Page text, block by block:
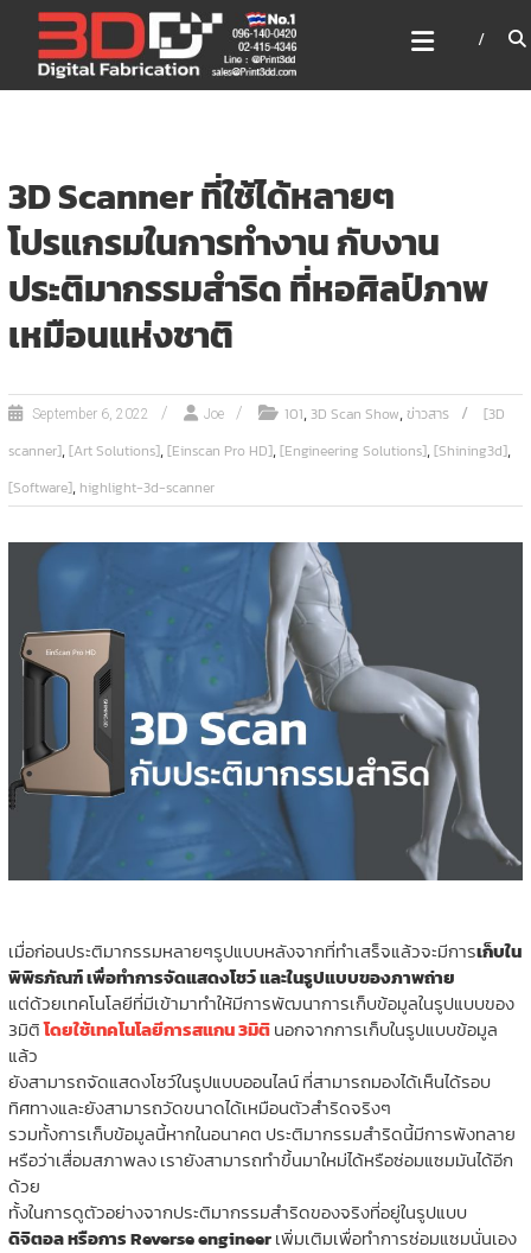
content
3DD DIGITAL FABRICATION
เครื่องพิมพ์3มิติ สแกนเนอร์
เลเซอร์
3D Scanner ที่ใช้ได้หลายๆ
โปรแกรมในการทำงาน กับงาน
ประติมากรรมสำริด ที่หอศิลป์ภาพ
เหมือนแห่งชาติ
September 6, 2022 Joe 101,3D Scan Show,ข่าวสาร
[3D
scanner],[Art Solutions],[Einscan Pro HD],[Engineering Solutions],[Shining3d],
[Software], highlight-3d-scanner
เมื่อก่อนประติมากรรมหลายๆรูปแบบหลังจากที่ทำเสร็จแล้วจะมีการเก็บใน
พิพิธภัณฑ์ เพื่อทำการจัดแสดงโชว์ และในรูปแบบของภาพถ่าย
แต่ด้วยเทคโนโลยีที่มีเข้ามาทำให้มีการพัฒนาการเก็บข้อมูลในรูปแบบของ
3มิติโดยใช้เทคโนโลยีการสแกน 3มิตินอกจากการเก็บในรูปแบบข้อมูล
แล้ว
ยังสามารถจัดแสดงโชว์ในรูปแบบออนไลน์ ที่สามารถมองได้เห็นได้รอบ
ทิศทางและยังสามารถวัดขนาดได้เหมือนตัวสำริดจริงๆ
รวมทั้งการเก็บข้อมูลนี้หากในอนาคต ประติมากรรมสำริดนี้มีการพังทลาย
หรือว่าเสื่อมสภาพลง เรายังสามารถทำขึ้นมาใหม่ได้หรือซ่อมแซมมันได้อีก
ด้วย
ทั้งในการดูตัวอย่างจากประติมากรรมสำริดของจริงที่อยู่ในรูปแบบ
ดิจิตอล หรือการ Reverse engineerเพิ่มเติมเพื่อทำการซ่อมแซมนั่นเอง